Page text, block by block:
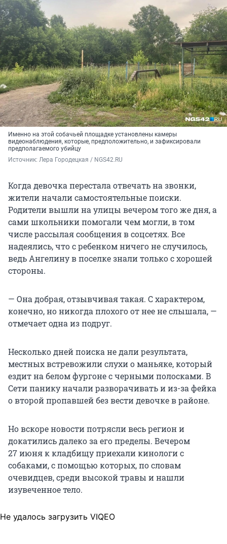
Именно на этой собачьей площадке установлены камеры
видеонаблюдения, которые, предположительно, и зафиксировали
предполагаемого убийцу
Источник: Лера Городецкая / NGS42.RU
Когда девочка перестала отвечать на звонки,
жители начали самостоятельные поиски.
Родители вышли на улицы вечером того же дня, а
сами школьники помогали чем могли, в том
числе рассылая сообщения в соцсетях. Все
надеялись, что с ребенком ничего не случилось,
ведь Ангелину в поселке знали только с хорошей
стороны.
— Она добрая, отзывчивая такая. С характером,
конечно, но никогда плохого от нее не слышала, —
отмечает одна из подруг.
Несколько дней поиска не дали результата,
местных встревожили слухи о маньяке, который
ездит на белом фургоне с черными полосками. В
Сети панику начали разворачивать и из-за фейка
о второй пропавшей без вести девочке в районе.
Но вскоре новости потрясли весь регион и
докатились далеко за его пределы. Вечером
27 июняк кладбищу приехали кинологи с
собаками, с помощью которых, по словам
очевидцев, среди высокой травы и нашли
изувеченное тело.
Не удалось загрузить VIQEO